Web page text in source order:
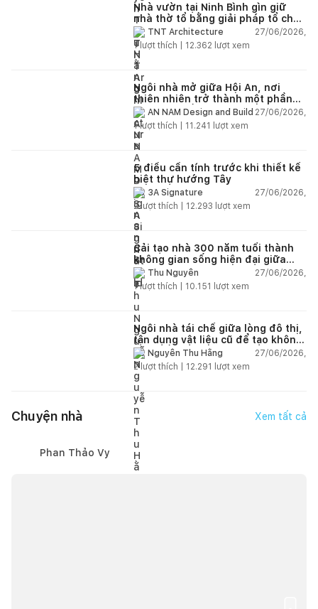
Nhà vườn tại Ninh Bình gìn giữ
nhà thờ tổ bằng giải pháp tổ chức
lại không gian
TNT Architecture
27/06/2026,
1lượt thích | 12.362 lượt xem
Ngôi nhà mở giữa Hội An, nơi
thiên nhiên trở thành một phần
của cuộc sống
AN NAM Design and Build 27/06/2026,
1lượt thích | 11.241 lượt xem
5 điều cần tính trước khi thiết kế
biệt thự hướng Tây
3A Signature
27/06/2026,
2lượt thích | 12.293 lượt xem
Cải tạo nhà 300 năm tuổi thành
không gian sống hiện đại giữa
thiên nhiên
Thu Nguyễn
27/06/2026,
1lượt thích | 10.151 lượt xem
Ngôi nhà tái chế giữa lòng đô thị,
tận dụng vật liệu cũ để tạo không
gian sống linh hoạt
Nguyễn Thu Hằng
27/06/2026,
2lượt thích | 12.291 lượt xem
Chuyện nhà Xem tất cả
Phan Thảo Vy